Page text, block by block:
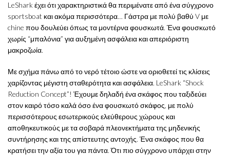
LeShark έχει ότι χαρακτηριστικά θα περιμένατε από ένα σύγχρονο
sportsboat και ακόμα περισσότερα… Γάστρα με πολύ βαθύ V με
chine που δουλεύει όπως τα μοντέρνα φουσκωτά. Ένα φουσκωτό
χωρίς “μπαλόνια” για αυξημένη ασφάλεια και απεριόριστη
μακροζωία.
Με σχήμα πάνω από το νερό τέτοιο ώστε να οριοθετεί τις κλίσεις
χαρίζοντας μέγιστη σταθερότητα και ασφάλεια. LeShark “Shock
Reduction Concept”! Έχουμε δηλαδή ένα σκάφος που ταξιδεύει
στον καιρό τόσο καλά όσο ένα φουσκωτό σκάφος, με πολύ
περισσότερους εσωτερικούς ελεύθερους χώρους και
αποθηκευτικούς με τα σοβαρά πλεονεκτήματα της μηδενικής
συντήρησης και της απίστευτης αντοχής. Ένα σκάφος που θα
κρατήσει την αξία του για πάντα. Ότι πιο σύγχρονο υπάρχει στην